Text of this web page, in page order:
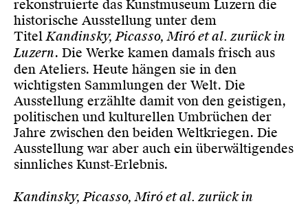
rekonstruierte das Kunstmuseum Luzern die
historische Ausstellung unter dem
Titel Kandinsky, Picasso, Miró et al. zurück in
Luzern. Die Werke kamen damals frisch aus
den Ateliers. Heute hängen sie in den
wichtigsten Sammlungen der Welt. Die
Ausstellung erzählte damit von den geistigen,
politischen und kulturellen Umbrüchen der
Jahre zwischen den beiden Weltkriegen. Die
Ausstellung war aber auch ein überwältigendes
sinnliches Kunst-Erlebnis.
Kandinsky, Picasso, Miró et al. zurück in